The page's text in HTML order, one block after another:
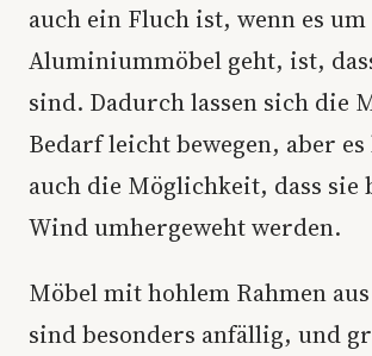
auch ein Fluch ist, wenn es um
Aluminiummöbel geht, ist,
sind. Dadurch lassen sich die
Bedarf leicht bewegen, aber es
auch die Möglichkeit, dass sie
Wind umhergeweht werden.
Möbel mit hohlem Rahmen
sind besonders anfällig, und